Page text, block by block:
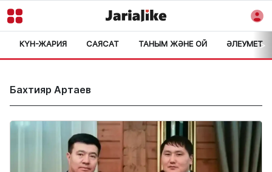
КҮН-ЖАРИЯ САЯСАТ ТАНЫМ ЖӘНЕ ОЙ ӘЛЕУМЕТ>
Бахтияр Артаев